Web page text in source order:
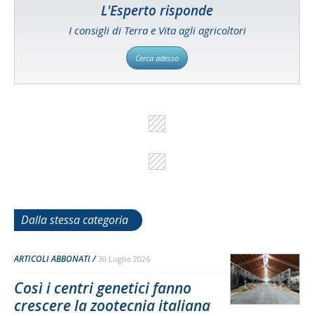
L'Esperto risponde
I consigli di Terra e Vita agli agricoltori
Cerca adesso
Dalla stessa categoria
ARTICOLI ABBONATI 30 Luglio 2026
Così i centri genetici fanno
crescere la zootecnia italiana